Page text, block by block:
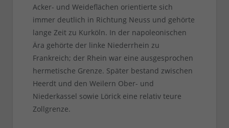
Acker- und Weideflächen orientierte sich
immer deutlich in Richtung Neuss und gehörte
lange Zeit zu Kurköln. In der napoleonischen
Ära gehörte der linke Niederrhein zu
Frankreich; der Rhein war eine ausgesprochen
hermetische Grenze. Später bestand zwischen
Heerdt und den Weilern Ober- und
Niederkassel sowie Lörick eine relativ teure
Zollgrenze.